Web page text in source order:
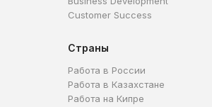
Customer Success
Страны
Работа в России
Работа в Казахстане
Работа на Кипре